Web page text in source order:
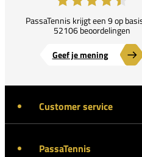
PassaTennis krijgt een 9 op
52106 beoordelingen
Geef je mening
Customer service
PassaTennis